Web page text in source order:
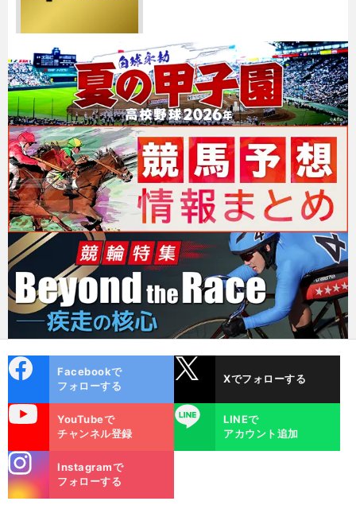
ok
Facebookで
フォローする
Xでフォローする
YouTubeで
チャンネル登録
LINE
LINEで
アカウント追加
m
Instagramで
フォローする